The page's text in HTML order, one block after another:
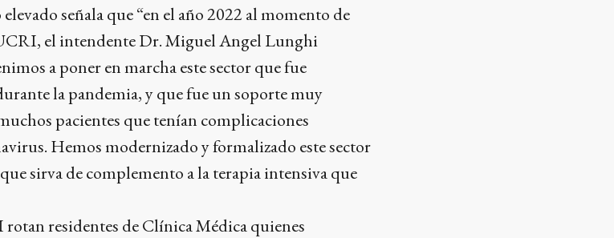
señala que “en el año 2022 al momento de
el intendente Dr. Miguel Angel Lunghi
a poner en marcha este sector que fue
la pandemia, y que fue un soporte muy
pacientes que tenían complicaciones
Hemos modernizado y formalizado este sector
sirva de complemento a la terapia intensiva que
rotan residentes de Clínica Médica quienes